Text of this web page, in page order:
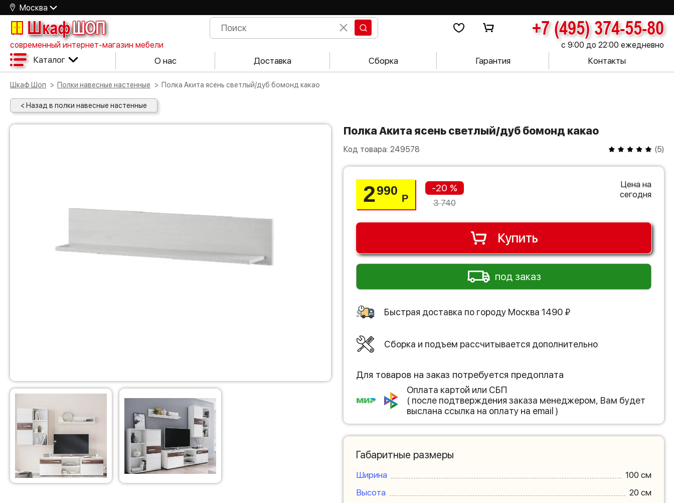
Москва
ШкафШОП +7 (495) 374-55-80
современный интернет-магазин мебели с 9:00 до 22:00 ежедневно
Каталог О нас Доставка Сборка Гарантия Контакты
Шкаф Шоп Полки навесные настенные Полка Акита ясень светлый/дуб бомонд какао
< Назад в полки навесные настенные
Полка Акита ясень светлый/дуб бомонд какао
Код товара: 249578 (5)
2990
Р
-20 %
3 740
Цена на
сегодня
Купить
под заказ
Быстрая доставка по городу Москва 1490 ₽
Сборка и подъем рассчитывается дополнительно
Для товаров на заказ потребуется предоплата
Оплата картой или СБП
( после подтверждения заказа менеджером, Вам будет
выслана ссылка на оплату на email )
Габаритные размеры
Ширина
100 см
Высота
20 см